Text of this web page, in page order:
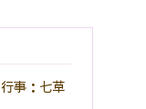
事：七草